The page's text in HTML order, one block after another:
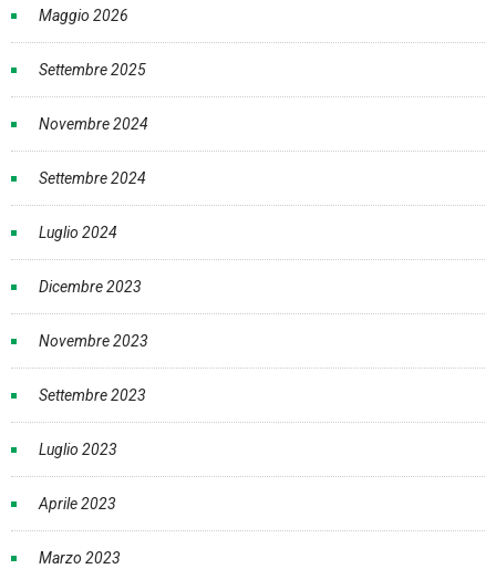
Maggio 2026
Settembre 2025
Novembre 2024
Settembre 2024
Luglio 2024
Dicembre 2023
Novembre 2023
Settembre 2023
Luglio 2023
Aprile 2023
Marzo 2023